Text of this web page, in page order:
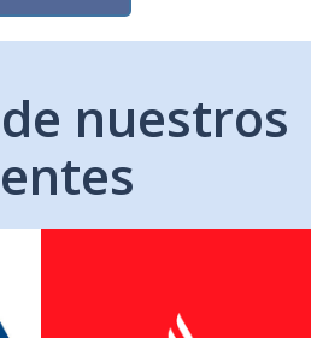
nuestros